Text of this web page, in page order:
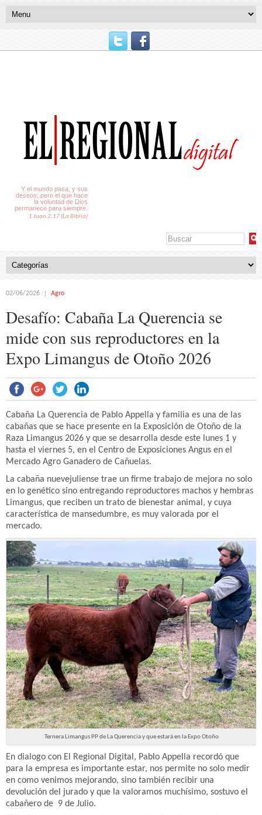
Y el mundo pasa, y sus
deseos; pero el que hace
la voluntad de Dios
permanece para siempre.
1 Juan 2:17 (La Biblia)
02/06/2026 Agro
Desafío: Cabaña La Querencia se
mide con sus reproductores en la
Expo Limangus de Otoño 2026
Cabaña La Querencia de Pablo Appella y familia es una de las
cabañas que se hace presente en la Exposición de Otoño de la
Raza Limangus 2026 y que se desarrolla desde este lunes 1 y
hasta el viernes 5, en el Centro de Exposiciones Angus en el
Mercado Agro Ganadero de Cañuelas.
La cabaña nuevejuliense trae un firme trabajo de mejora no solo
en lo genético sino entregando reproductores machos y hembras
Limangus, que reciben un trato de bienestar animal, y cuya
característica de mansedumbre, es muy valorada por el
mercado.
Ternera Limangus PP de La Querencia y que estará en la Expo Otoño
En dialogo con El Regional Digital, Pablo Appella recordó que
para la empresa es importante estar, nos permite no solo medir
en como venimos mejorando, sino también recibir una
devolución del jurado y que la valoramos muchísimo, sostuvo el
cabañero de 9 de Julio.